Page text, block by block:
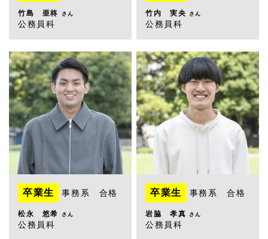
竹島 亜柊 さん
公務員科
竹内 実央 さん
公務員科
卒業生 事務系 合格
松永 悠希 さん
公務員科
卒業生 事務系 合格
岩脇 孝真 さん
公務員科